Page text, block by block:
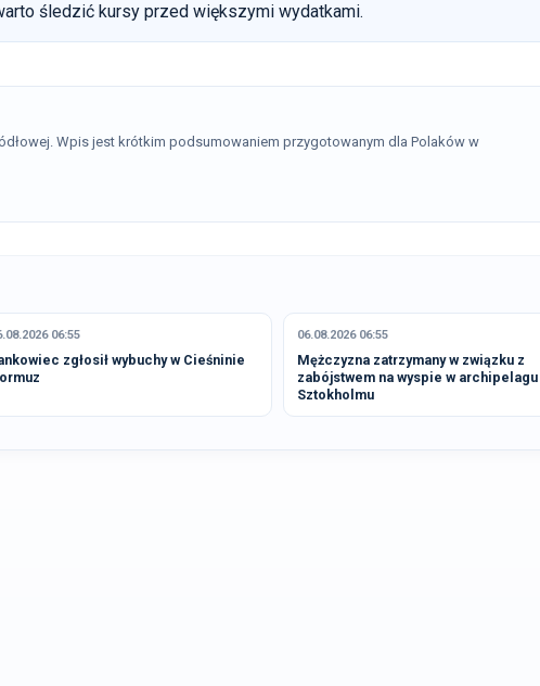
śledzić kursy przed większymi wydatkami.
Wpis jest krótkim podsumowaniem przygotowanym dla Polaków w
06:55
zgłosił wybuchy w Cieśninie
06.08.2026 06:55
Mężczyzna zatrzymany w związku z
zabójstwem na wyspie w archipelagu
Sztokholmu